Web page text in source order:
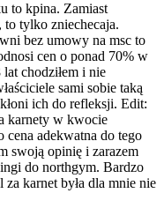
to kpina. Zamiast
to tylko zniechecaja.
bez umowy na msc to
cen o ponad 70% w
chodziłem i nie
sami sobie taką
ich do refleksji. Edit:
karnety w kwocie
cena adekwatna do tego
swoją opinię i zarazem
do northgym. Bardzo
karnet była dla mnie nie